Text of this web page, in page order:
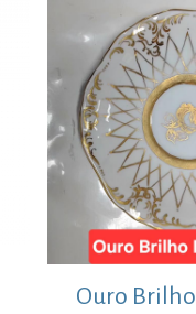
Ouro